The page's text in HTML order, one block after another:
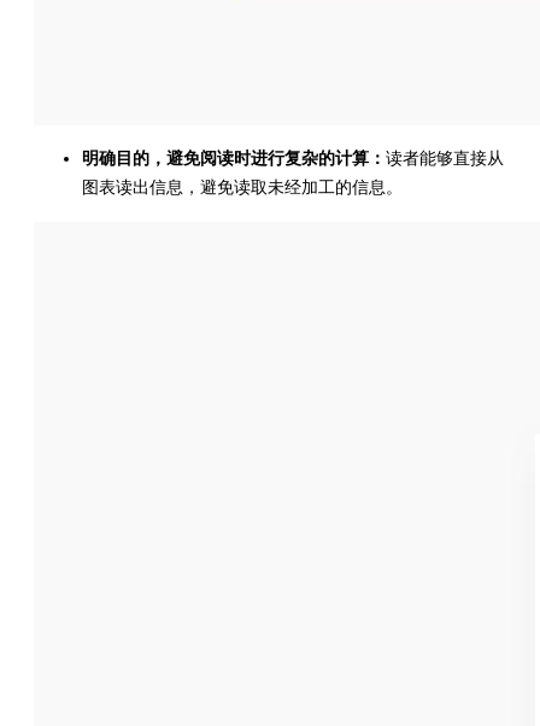
明确目的，避免阅读时进行复杂的计算： 读者能够直接从
图表读出信息，避免读取未经加工的信息。